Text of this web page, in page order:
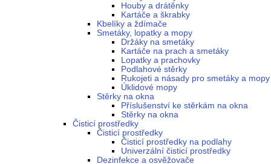
Houby a drátěnky
Kartáče a škrabky
Kbelíky a ždímače
Smetáky, lopatky a mopy
Držáky na smetáky
Kartáče na prach a smetáky
Lopatky a prachovky
Podlahové stěrky
Rukojeti a násady pro smetáky a mopy
Úklidové mopy
Stěrky na okna
Příslušenství ke stěrkám na okna
Stěrky na okna
Čisticí prostředky
Čisticí prostředky
Čisticí prostředky na podlahy
Univerzální čisticí prostředky
Dezinfekce a osvěžovače